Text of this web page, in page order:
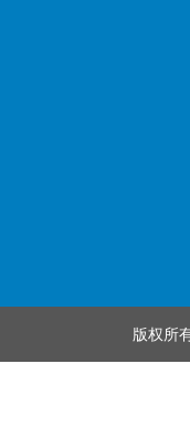
版权所